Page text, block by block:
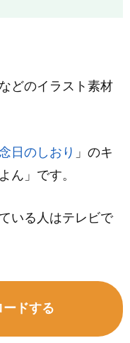
どのイラスト素材
日のしおり 」のキ
ん」です。
いる人はテレビで
ードする